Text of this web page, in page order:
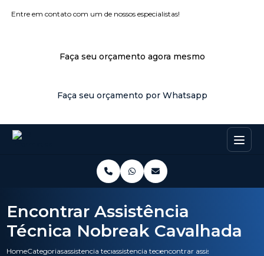
Entre em contato com um de nossos especialistas!
Faça seu orçamento agora mesmo
Faça seu orçamento por Whatsapp
HomeCategoriasassistencia tecnicaassistencia tecnica hpencontrar assistencia tecnica
Encontrar Assistência
Técnica Nobreak Cavalhada